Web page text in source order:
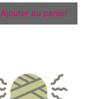
Ajouter au panier